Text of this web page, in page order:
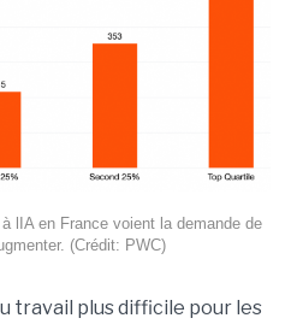
lIA en France voient la demande de
(Crédit: PWC)
travail plus difficile pour les